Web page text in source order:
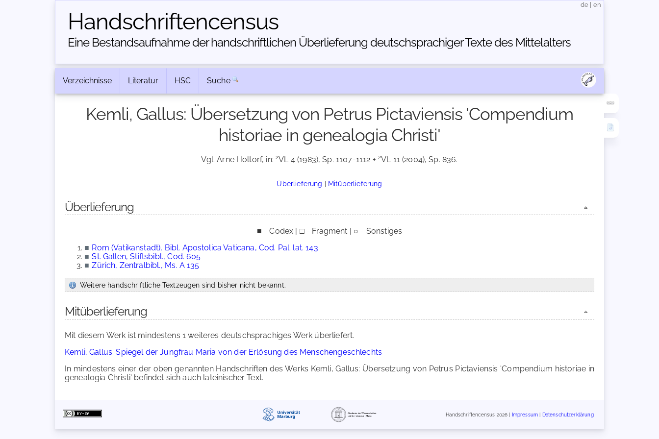
Handschriften­census
Eine Bestandsaufnahme der handschriftlichen Über­lieferung deutschsprachiger Texte des Mittelalters
de en
Verzeichnisse Literatur HSC Suche
Kemli, Gallus: Übersetzung von Petrus Pictaviensis 'Compendium
historiae in genealogia Christi'
Vgl. Arne Holtorf, in:2VL 4 (1983), Sp. 1107-1112 + 2VL 11 (2004), Sp. 836.
Überlieferung | Mitüberlieferung
Überlieferung
■ = Codex | □ = Fragment | ○ = Sonstiges
■ Rom (Vatikanstadt), Bibl. Apostolica Vaticana, Cod. Pal. lat. 143
■ St. Gallen, Stiftsbibl., Cod. 605
■ Zürich, Zentralbibl., Ms. A 135
Weitere handschriftliche Textzeugen sind bisher nicht bekannt.
Mitüberlieferung
Mit diesem Werk ist mindestens 1 weiteres deutschsprachiges Werk überliefert.
Kemli, Gallus: Spiegel der Jungfrau Maria von der Erlösung des Menschengeschlechts
In mindestens einer der oben genannten Handschriften des Werks Kemli, Gallus: Übersetzung von Petrus Pictaviensis 'Compendium historiae in
genealogia Christi' befindet sich auch lateinischer Text.
Handschriftencensus 2026 | Impressum Datenschutzerklärung